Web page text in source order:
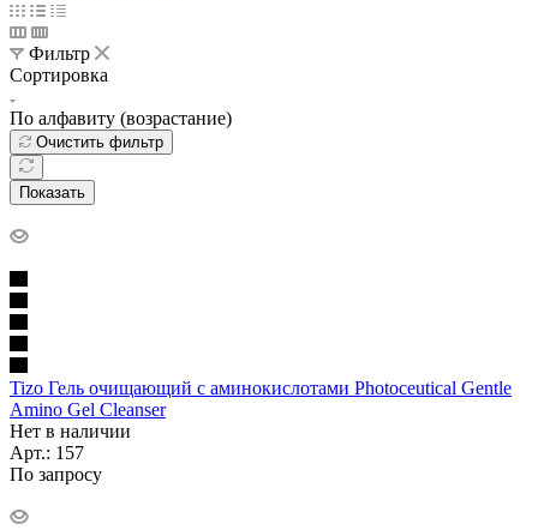
Фильтр
Сортировка
По алфавиту (возрастание)
Очистить фильтр
Показать
Tizo Гель очищающий с аминокислотами Photoceutical Gentle
Amino Gel Cleanser
Нет в наличии
Арт.: 157
По запросу